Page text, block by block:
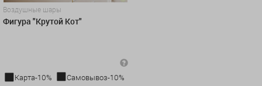
Воздушные шары
Фигура "Крутой Кот"
Карта-10%
Самовывоз-10%